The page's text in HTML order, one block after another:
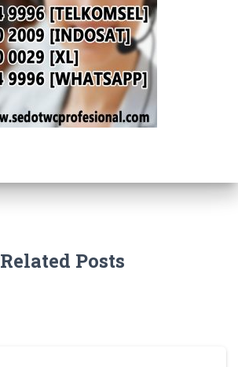
Related Posts